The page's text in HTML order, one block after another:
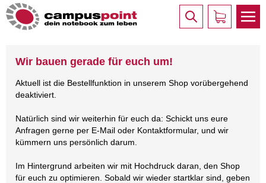
Wir bauen gerade für euch um!
Aktuell ist die Bestellfunktion in unserem Shop vorübergehend
deaktiviert.
Natürlich sind wir weiterhin für euch da: Schickt uns eure
Anfragen gerne per E-Mail oder Kontaktformular, und wir
kümmern uns persönlich darum.
Im Hintergrund arbeiten wir mit Hochdruck daran, den Shop
für euch zu optimieren. Sobald wir wieder startklar sind, geben